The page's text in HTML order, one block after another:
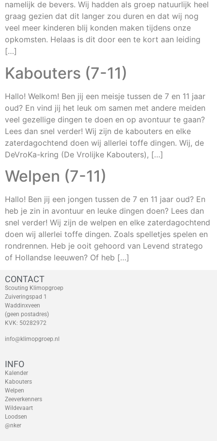
namelijk de bevers. Wij hadden als groep natuurlijk heel
graag gezien dat dit langer zou duren en dat wij nog
veel meer kinderen blij konden maken tijdens onze
opkomsten. Helaas is dit door een te kort aan leiding
[…]
Kabouters (7-11)
Hallo! Welkom! Ben jij een meisje tussen de 7 en 11 jaar
oud? En vind jij het leuk om samen met andere meiden
veel gezellige dingen te doen en op avontuur te gaan?
Lees dan snel verder! Wij zijn de kabouters en elke
zaterdagochtend doen wij allerlei toffe dingen. Wij, de
DeVroKa-kring (De Vrolijke Kabouters), […]
Welpen (7-11)
Hallo! Ben jij een jongen tussen de 7 en 11 jaar oud? En
heb je zin in avontuur en leuke dingen doen? Lees dan
snel verder! Wij zijn de welpen en elke zaterdagochtend
doen wij allerlei toffe dingen. Zoals spelletjes spelen en
rondrennen. Heb je ooit gehoord van Levend stratego
of Hollandse leeuwen? Of heb […]
CONTACT
Scouting Klimopgroep
Zuiveringspad 1
Waddinxveen
(geen postadres)
KVK: 50282972
info@klimopgroep.nl
INFO
Kalender
Kabouters
Welpen
Zeeverkenners
Wildevaart
Loodsen
@nker